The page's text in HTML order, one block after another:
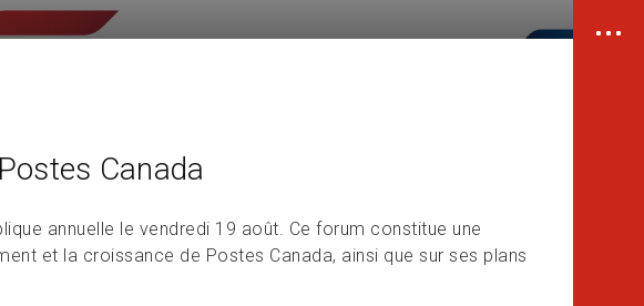
Canada
annuelle le vendredi 19 août. Ce forum constitue une
et la croissance de Postes Canada, ainsi que sur ses plans